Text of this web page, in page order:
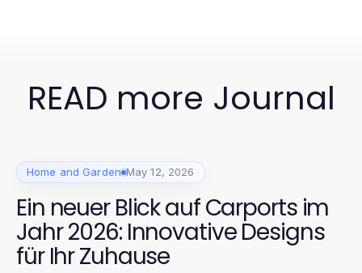
READ more Journal
Home and Garden May 12, 2026
Ein neuer Blick auf Carports im
Jahr 2026: Innovative Designs
für Ihr Zuhause